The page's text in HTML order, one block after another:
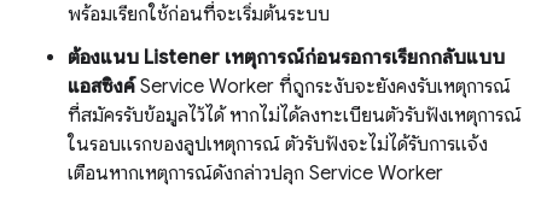
พร้อมเรียกใช้ก่อนที่จะเริ่มต้นระบบ
ต้องแนบ Listener เหตุการณ์ก่อนรอการเรียกกลับแบบ
แอสซิงค์Service Worker ที่ถูกระงับจะยังคงรับเหตุการณ์
ที่สมัครรับข้อมูลไว้ได้ หากไม่ได้ลงทะเบียนตัวรับฟังเหตุการณ์
ในรอบแรกของลูปเหตุการณ์ ตัวรับฟังจะไม่ได้รับการแจ้ง
เตือนหากเหตุการณ์ดังกล่าวปลุก Service Worker